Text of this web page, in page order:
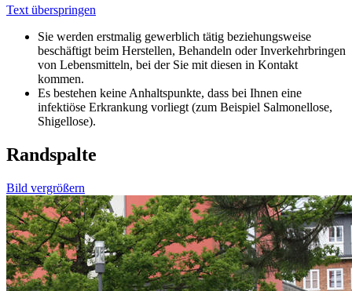
Text überspringen
Sie werden erstmalig gewerblich tätig beziehungsweise
beschäftigt beim Herstellen, Behandeln oder Inverkehrbringen
von Lebensmitteln, bei der Sie mit diesen in Kontakt
kommen.
Es bestehen keine Anhaltspunkte, dass bei Ihnen eine
infektiöse Erkrankung vorliegt (zum Beispiel Salmonellose,
Shigellose).
Randspalte
Bild vergrößern